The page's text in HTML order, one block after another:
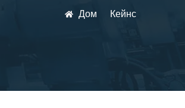
Дом Кейнс